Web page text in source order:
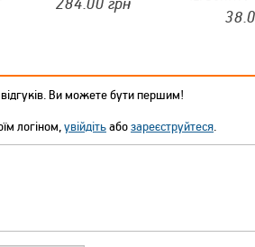
УП) ОФФ 82 ПАННОЧКА
Ви можете бути першим!
логіном,увійдітьабозареєструйтеся.